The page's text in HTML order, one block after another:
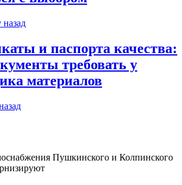
назад
и паспорта качества:
требовать у
материалов
Пушкинского и Колпинского